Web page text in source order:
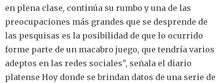
en plena clase, continúa su rumbo y una de las
preocupaciones más grandes que se desprende de
las pesquisas es la posibilidad de que lo ocurrido
forme parte de un macabro juego, que tendría varios
adeptos en las redes sociales", señala el diario
platense Hoy donde se brindan datos de una serie de